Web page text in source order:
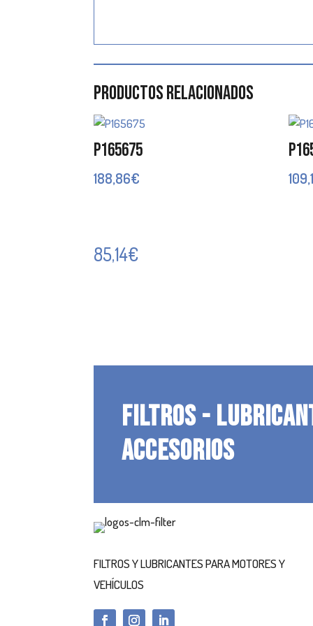
Productos relacionados
P165675
188,86€
85,14€
FILTROS -
ACCESORIOS
FILTROS Y LUBRICANTES PARA MOTORES Y
VEHÍCULOS